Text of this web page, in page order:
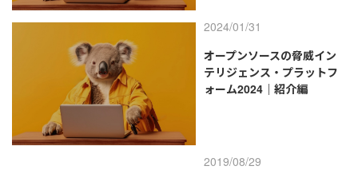
2024/01/31
オープンソースの脅威イン
テリジェンス・プラットフ
ォーム2024｜紹介編
2019/08/29